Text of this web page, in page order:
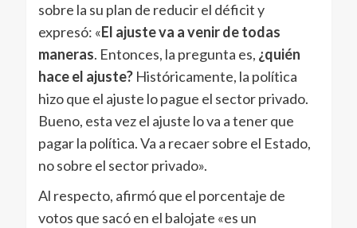
sobre la su plan de reducir el déficit y
expresó: «El ajuste va a venir de todas
maneras. Entonces, la pregunta es, ¿quién
hace el ajuste? Históricamente, la política
hizo que el ajuste lo pague el sector privado.
Bueno, esta vez el ajuste lo va a tener que
pagar la política. Va a recaer sobre el Estado,
no sobre el sector privado».
Al respecto, afirmó que el porcentaje de
votos que sacó en el balojate «es un